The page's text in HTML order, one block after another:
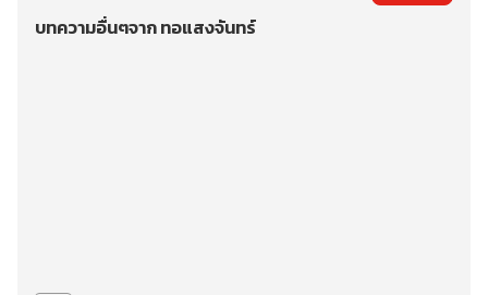
บทความอื่นๆจาก ทอแสงจันทร์